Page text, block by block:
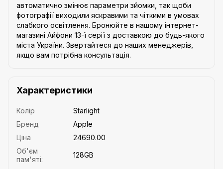
автоматично змінює параметри зйомки, так щоби
фотографії виходили яскравими та чіткими в умовах
слабкого освітлення. Бронюйте в нашому інтернет-
магазині Айфони 13-ї серії з доставкою до будь-якого
міста України. Звертайтеся до наших менеджерів,
якщо вам потрібна консультація.
Характеристики
Колір
Starlight
Бренд
Apple
Ціна
24690.00
Об'єм
пам'яті:
128GB